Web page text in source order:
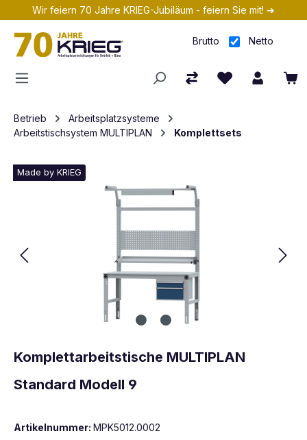
Zum Hauptinhalt springen
Wir feiern 70 Jahre KRIEG-Jubiläum - feiern Sie mit! ➔
Brutto Netto
Betrieb
Arbeitsplatzsysteme
Arbeitstischsystem MULTIPLAN
Komplettsets
Made by KRIEG
Komplettarbeitstische MULTIPLAN
Standard Modell 9
Artikelnummer: MPK5012.0002